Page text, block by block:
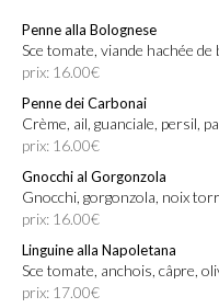
Penne alla Bolognese
Sce tomate, viande hachée de
prix: 16.00€
Penne dei Carbonai
Crème, ail, guanciale, persil,
prix: 16.00€
Gnocchi al Gorgonzola
Gnocchi, gorgonzola, noix
prix: 16.00€
Linguine alla Napoletana
Sce tomate, anchois, câpre,
prix: 17.00€